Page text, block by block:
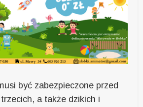
być zabezpieczone przed
a także dzikich i